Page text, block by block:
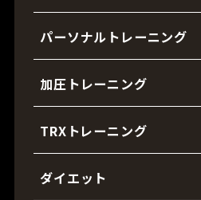
パーソナルトレーニング
加圧トレーニング
TRXトレーニング
ダイエット